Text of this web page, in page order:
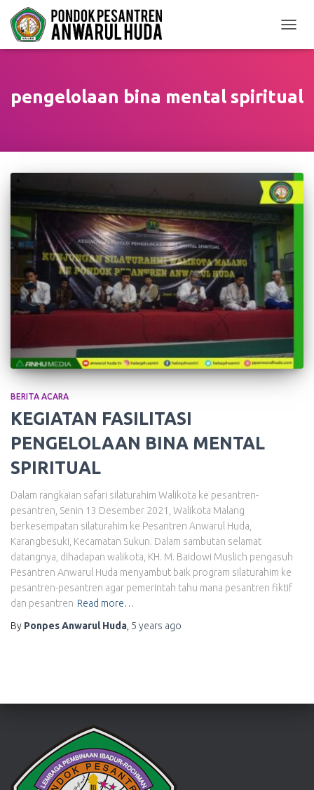
pengelolaan bina mental spiritual
BERITA ACARA
KEGIATAN FASILITASI
PENGELOLAAN BINA MENTAL
SPIRITUAL
Dalam rangkaian safari silaturahim Walikota ke pesantren-
pesantren, Senin 13 Desember 2021, Walikota Malang
berkesempatan silaturahim ke Pesantren Anwarul Huda,
Karangbesuki, Kecamatan Sukun. Dalam sambutan selamat
datangnya, dihadapan walikota, KH. M. Baidowi Muslich pengasuh
Pesantren Anwarul Huda menyambut baik program silaturahim ke
pesantren-pesantren agar pemerintah tahu mana pesantren fiktif
dan pesantren Read more…
By Ponpes Anwarul Huda 5 years ago